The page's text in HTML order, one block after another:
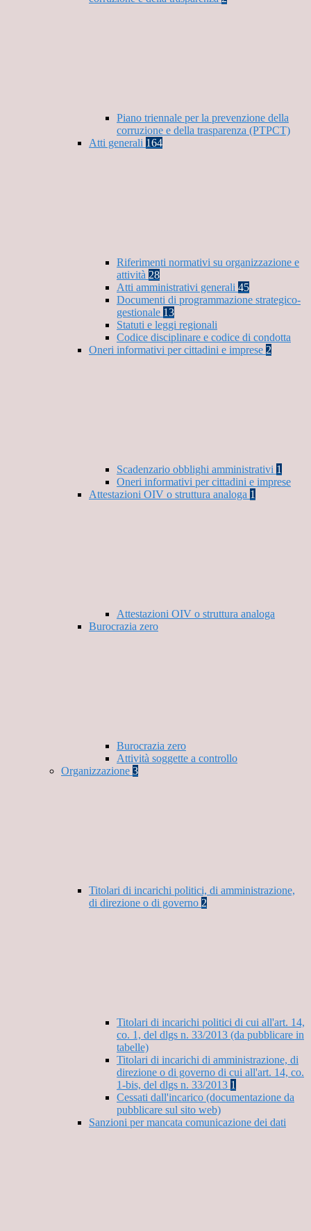
Piano triennale per la prevenzione della
corruzione e della trasparenza (PTPCT)
Atti generali 164
Riferimenti normativi su organizzazione e
attività 28
Atti amministrativi generali 45
Documenti di programmazione strategico-
gestionale 13
Statuti e leggi regionali
Codice disciplinare e codice di condotta
Oneri informativi per cittadini e imprese 2
Scadenzario obblighi amministrativi 1
Oneri informativi per cittadini e imprese
Attestazioni OIV o struttura analoga 1
Attestazioni OIV o struttura analoga
Burocrazia zero
Burocrazia zero
Attività soggette a controllo
Organizzazione 3
Titolari di incarichi politici, di amministrazione,
di direzione o di governo 2
Titolari di incarichi politici di cui all'art. 14,
co. 1, del dlgs n. 33/2013 (da pubblicare in
tabelle)
Titolari di incarichi di amministrazione, di
direzione o di governo di cui all'art. 14, co.
1-bis, del dlgs n. 33/2013 1
Cessati dall'incarico (documentazione da
pubblicare sul sito web)
Sanzioni per mancata comunicazione dei dati